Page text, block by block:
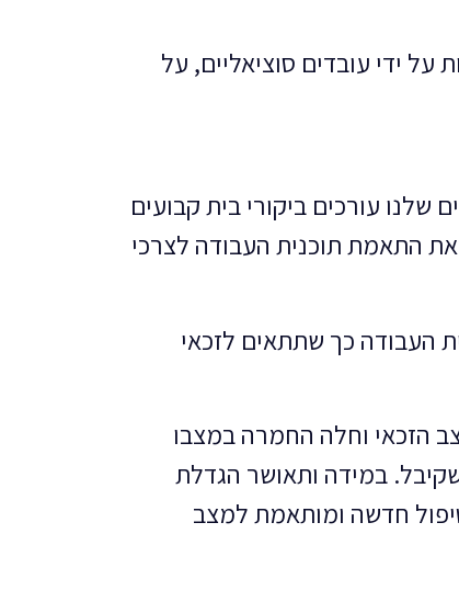
ידי עובדים סוציאליים, על
עורכים ביקורי בית קבועים
התאמת תוכנית העבודה לצרכי
העבודה כך שתתאים לזכאי
הזכאי וחלה החמרה במצבו
במידה ותאושר הגדלת
חדשה ומותאמת למצב